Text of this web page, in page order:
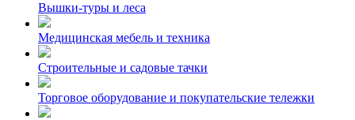
Вышки-туры и леса
Медицинская мебель и техника
Строительные и садовые тачки
Торговое оборудование и покупательские тележки